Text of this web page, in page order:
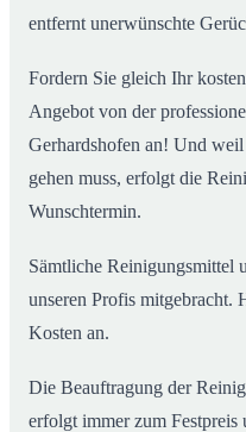
entfernt unerwünschte
Fordern Sie gleich Ihr
Angebot von der
Gerhardshofen an! Und
gehen muss, erfolgt die
Wunschtermin.
Sämtliche Reinigungsmittel
unseren Profis mitgebracht.
Kosten an.
Die Beauftragung der
erfolgt immer zum